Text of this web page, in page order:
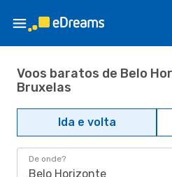
Voos baratos de Belo
Bruxelas
Ida e volta
De onde?
Belo Horizonte